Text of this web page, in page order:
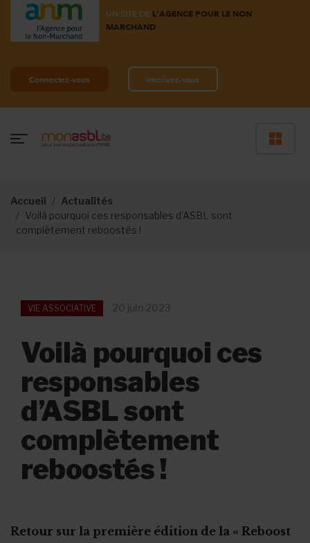
UN SITE DE L'AGENCE POUR LE NON
MARCHAND
Connectez-vous Inscrivez-vous
Accueil
Actualités
Voilà pourquoi ces responsables d’ASBL sont
complètement reboostés !
VIE ASSOCIATIVE 20 juin 2023
Voilà pourquoi ces
responsables
d’ASBL sont
complètement
reboostés !
Retour sur la première édition de la « Reboost